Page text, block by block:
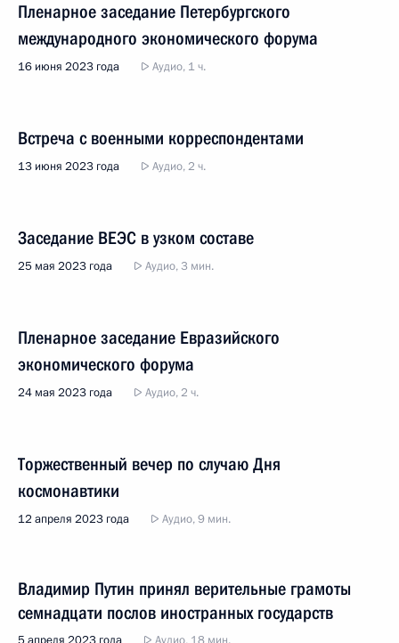
Пленарное заседание Петербургского
международного экономического форума
16 июня 2023 года Аудио, 1 ч.
Встреча с военными корреспондентами
13 июня 2023 года Аудио, 2 ч.
Заседание ВЕЭС в узком составе
25 мая 2023 года Аудио, 3 мин.
Пленарное заседание Евразийского
экономического форума
24 мая 2023 года Аудио, 2 ч.
Торжественный вечер по случаю Дня
космонавтики
12 апреля 2023 года Аудио, 9 мин.
Владимир Путин принял верительные грамоты
семнадцати послов иностранных государств